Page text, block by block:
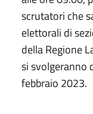
scrutatori che
elettorali di
della Regione
si svolgeranno
febbraio 2023.